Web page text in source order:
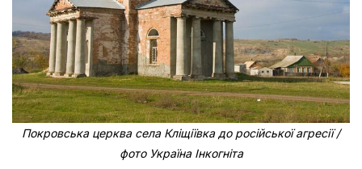
Покровська церква села Кліщіївка до російської агресії /
фото Україна Інкогніта